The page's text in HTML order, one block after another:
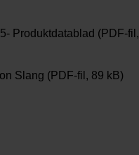
Produktdatablad (PDF-fil,
Slang (PDF-fil, 89 kB)